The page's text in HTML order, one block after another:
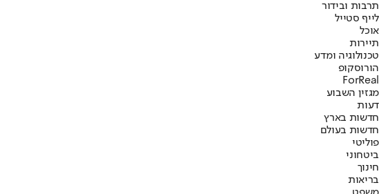
תרבות ובידור
לייף סטייל
אוכל
תיירות
טכנולוגיה ומדע
הורוסקופ
ForReal
מגזין השבוע
דעות
חדשות בארץ
חדשות בעולם
פוליטי
ביטחוני
חינוך
בריאות